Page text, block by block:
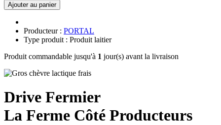
Ajouter au panier
Producteur : PORTAL
Type produit : Produit laitier
Produit commandable jusqu'à 1 jour(s) avant la livraison
Drive Fermier
La Ferme Côté Producteurs